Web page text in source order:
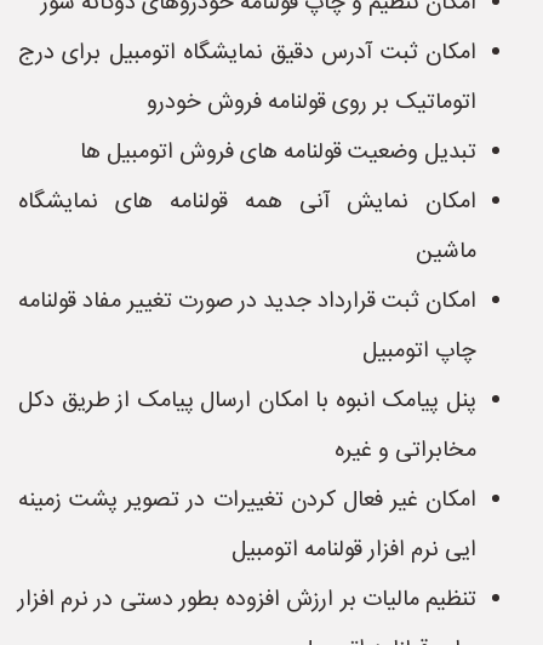
امکان ثبت آدرس دقیق نمایشگاه اتومبیل برای درج
اتوماتیک بر روی قولنامه فروش خودرو
تبدیل وضعیت قولنامه های فروش اتومبیل ها
امکان نمایش آنی همه قولنامه های نمایشگاه
ماشین
امکان ثبت قرارداد جدید در صورت تغییر مفاد قولنامه
چاپ اتومبیل
پنل پیامک انبوه با امکان ارسال پیامک از طریق دکل
مخابراتی و غیره
امکان غیر فعال کردن تغییرات در تصویر پشت زمینه
ایی نرم افزار قولنامه اتومبیل
تنظیم مالیات بر ارزش افزوده بطور دستی در نرم افزار